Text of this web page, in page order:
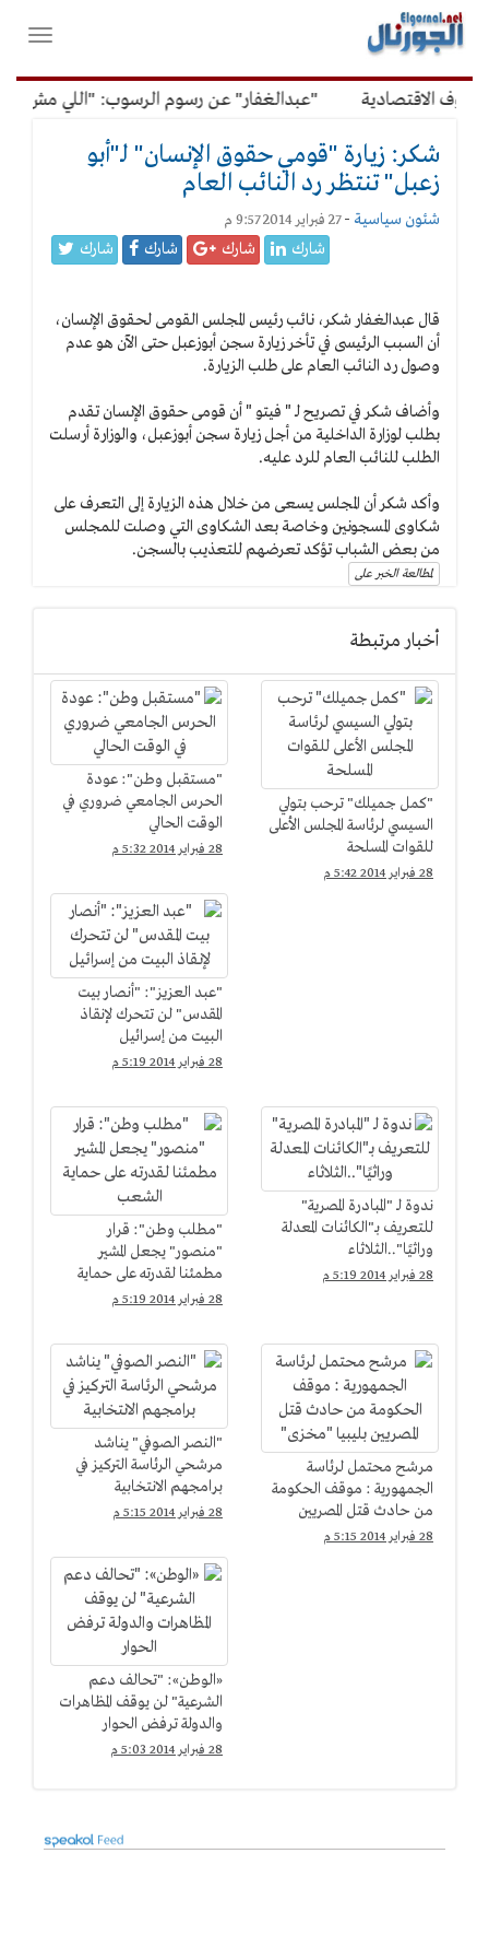
القائمة
الرئيسية
فتح
الاقتصادية "عبدالغفار" عن رسوم الرسوب: "اللي مش
شكر: زيارة "قومي حقوق الإنسان" لـ"أبو
زعبل" تنتظر رد النائب العام
شئون سياسية -27 فبراير 2014 9:57 م
شارك شارك شارك شارك
قال عبدالغفار شكر، نائب رئيس المجلس القومى لحقوق الإنسان،
أن السبب الرئيسى في تأخر زيارة سجن أبوزعبل حتى الآن هو عدم
وصول رد النائب العام على طلب الزيارة.
وأضاف شكر في تصريح لـ " فيتو " أن قومى حقوق الإنسان تقدم
بطلب لوزارة الداخلية من أجل زيارة سجن أبوزعبل، والوزارة أرسلت
الطلب للنائب العام للرد عليه.
وأكد شكر أن المجلس يسعى من خلال هذه الزيارة إلى التعرف على
شكاوى المسجونين وخاصة بعد الشكاوى التي وصلت للمجلس
من بعض الشباب تؤكد تعرضهم للتعذيب بالسجن.
لمطالعة الخبر على
أخبار مرتبطة
"كمل جميلك" ترحب بتولي
السيسي لرئاسة المجلس الأعلى
للقوات المسلحة
28 فبراير 2014 5:42 م
"مستقبل وطن": عودة
الحرس الجامعي ضروري في
الوقت الحالي
28 فبراير 2014 5:32 م
"عبد العزيز": "أنصار بيت
المقدس" لن تتحرك لإنقاذ
البيت من إسرائيل
28 فبراير 2014 5:19 م
ندوة لـ "المبادرة المصرية"
للتعريف بـ"الكائنات المعدلة
وراثيًا"..الثلاثاء
28 فبراير 2014 5:19 م
"مطلب وطن": قرار
"منصور" يجعل المشير
مطمئنا لقدرته على حماية
الشعب
28 فبراير 2014 5:19 م
مرشح محتمل لرئاسة
الجمهورية : موقف الحكومة
من حادث قتل المصريين
بليبيا "مخزى"
28 فبراير 2014 5:15 م
"النصر الصوفي" يناشد
مرشحي الرئاسة التركيز في
برامجهم الانتخابية
28 فبراير 2014 5:15 م
«الوطن»: "تحالف دعم
الشرعية" لن يوقف المظاهرات
والدولة ترفض الحوار
28 فبراير 2014 5:03 م